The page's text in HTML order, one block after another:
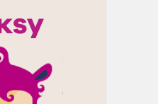
на дел од Појасот Газа